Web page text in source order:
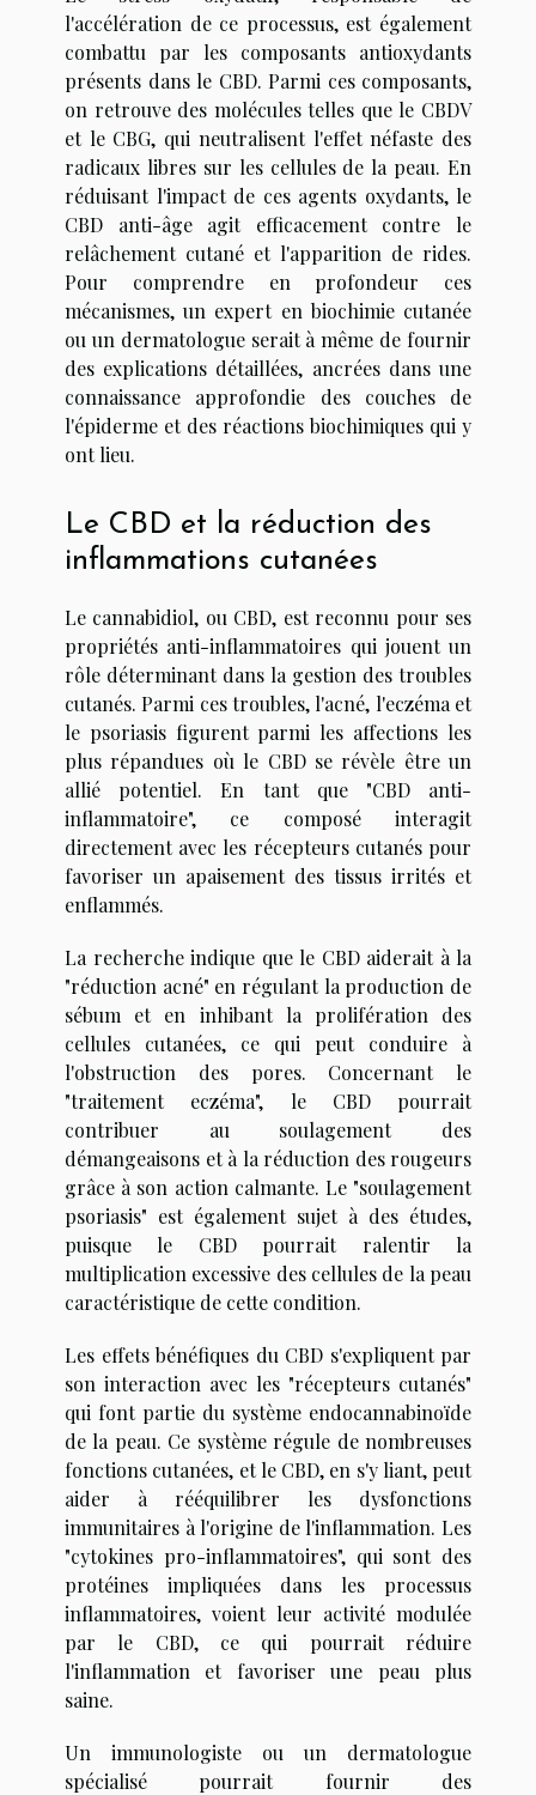
l'accélération de ce processus, est également
combattu par les composants antioxydants
présents dans le CBD. Parmi ces composants,
on retrouve des molécules telles que le CBDV
et le CBG, qui neutralisent l'effet néfaste des
radicaux libres sur les cellules de la peau. En
réduisant l'impact de ces agents oxydants, le
CBD anti-âge agit efficacement contre le
relâchement cutané et l'apparition de rides.
Pour comprendre en profondeur ces
mécanismes, un expert en biochimie cutanée
ou un dermatologue serait à même de fournir
des explications détaillées, ancrées dans une
connaissance approfondie des couches de
l'épiderme et des réactions biochimiques qui y
ont lieu.
Le CBD et la réduction des
inflammations cutanées
Le cannabidiol, ou CBD, est reconnu pour ses
propriétés anti-inflammatoires qui jouent un
rôle déterminant dans la gestion des troubles
cutanés. Parmi ces troubles, l'acné, l'eczéma et
le psoriasis figurent parmi les affections les
plus répandues où le CBD se révèle être un
allié potentiel. En tant que "CBD anti-
inflammatoire", ce composé interagit
directement avec les récepteurs cutanés pour
favoriser un apaisement des tissus irrités et
enflammés.
La recherche indique que le CBD aiderait à la
"réduction acné" en régulant la production de
sébum et en inhibant la prolifération des
cellules cutanées, ce qui peut conduire à
l'obstruction des pores. Concernant le
"traitement eczéma", le CBD pourrait
contribuer au soulagement des
démangeaisons et à la réduction des rougeurs
grâce à son action calmante. Le "soulagement
psoriasis" est également sujet à des études,
puisque le CBD pourrait ralentir la
multiplication excessive des cellules de la peau
caractéristique de cette condition.
Les effets bénéfiques du CBD s'expliquent par
son interaction avec les "récepteurs cutanés"
qui font partie du système endocannabinoïde
de la peau. Ce système régule de nombreuses
fonctions cutanées, et le CBD, en s'y liant, peut
aider à rééquilibrer les dysfonctions
immunitaires à l'origine de l'inflammation. Les
"cytokines pro-inflammatoires", qui sont des
protéines impliquées dans les processus
inflammatoires, voient leur activité modulée
par le CBD, ce qui pourrait réduire
l'inflammation et favoriser une peau plus
saine.
Un immunologiste ou un dermatologue
spécialisé pourrait fournir des